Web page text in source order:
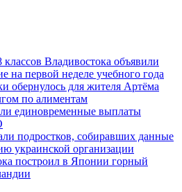
Владивостока объявили
на первой неделе учебного года
обернулось для жителя Артёма
по алиментам
единовременные выплаты
подростков, собиравших данные
украинской организации
построил в Японии горный